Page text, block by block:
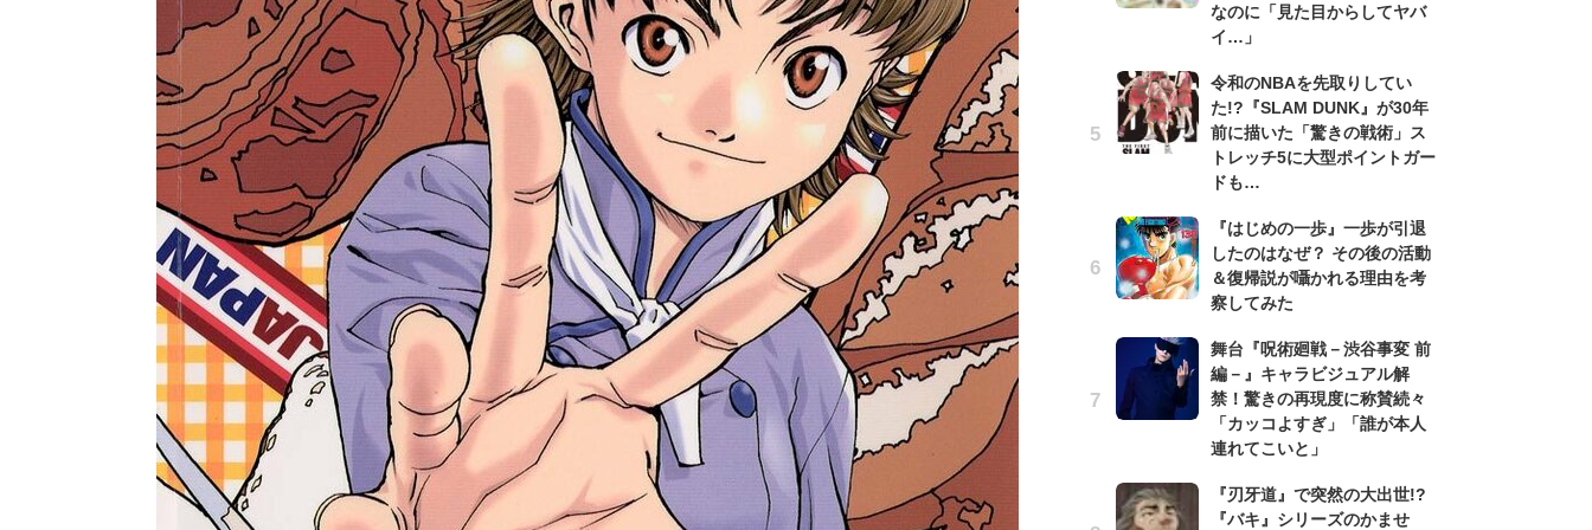
なのに「見た目からしてヤバ
イ…」
令和のNBAを先取りしてい
た!?『SLAM DUNK』が30年
前に描いた「驚きの戦術」ス
トレッチ5に大型ポイントガー
ドも…
『はじめの一歩』一歩が引退
したのはなぜ？ その後の活動
＆復帰説が囁かれる理由を考
察してみた
舞台『呪術廻戦－渋谷事変 前
編－』キャラビジュアル解
禁！驚きの再現度に称賛続々
「カッコよすぎ」「誰が本人
連れてこいと」
『刃牙道』で突然の大出世!?
『バキ』シリーズのかませ